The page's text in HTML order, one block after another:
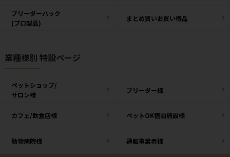
ブリーダーパック
(プロ製品)
まとめ買いお買い得品
業種様別 特設ページ
ペットショップ/
サロン様
ブリーダー様
カフェ/飲食店様 ペットOK宿泊施設様
動物病院様 通販事業者様